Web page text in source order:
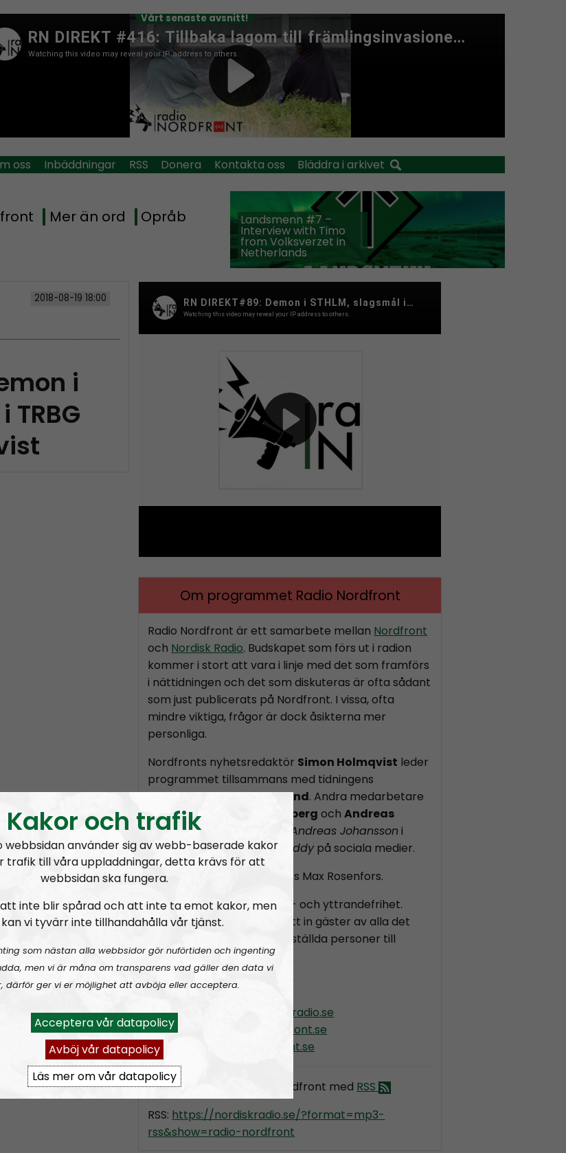
Vårt senaste avsnitt!
oss Inbäddningar RSS Donera Kontakta oss Bläddra i arkivet
Mer än ord Opråb Landsmenn #7 –
Interview with Timo
from Volksverzet in
Netherlands
2018-08-19 18:00
i
TRBG
Om programmet Radio Nordfront
Radio Nordfront är ett samarbete mellan Nordfront
och Nordisk Radio. Budskapet som förs ut i radion
kommer i stort att vara i linje med det som framförs
i nättidningen och det som diskuteras är ofta sådant
som just publicerats på Nordfront. I vissa, ofta
mindre viktiga, frågor är dock åsikterna mer
personliga.
Nordfronts nyhetsredaktör Simon Holmqvist leder
programmet tillsammans med tidningens
chefredaktörMartin Saxlind. Andra medarbetare
är skribenten
Tobias Lindberg ochAndreas
Holmvall, även känd som Andreas Johansson i
Nordic FrontierochHey Buddy på sociala medier.
Producent är Nordisk Radios Max Rosenfors.
Radio Nordfront gillar åsikt- och yttrandefrihet.
Därför bjuder vi titt som tätt in gäster av alla det
slag, alltifrån sympatiskt inställda personer till
meningsmotståndare.
Epost:
radionordfront@nordiskradio.se
simon.holmqvist@nordfront.se
martin.saxlind@nordfront.se
Prenumerera på Radio Nordfront med RSS
RSS: https://nordiskradio.se/?format=mp3-
rss&show=radio-nordfront
Kakor och trafik
webbsidan använder sig av webb-baserade kakor
trafik till våra uppladdningar, detta krävs för att
webbsidan ska fungera.
att inte blir spårad och att inte ta emot kakor, men
vi tyvärr inte tillhandahålla vår tjänst.
som nästan alla webbsidor gör nuförtiden och ingenting
men vi är måna om transparens vad gäller den data vi
därför ger vi er möjlighet att avböja eller acceptera.
Acceptera vår datapolicy
Avböj vår datapolicy
Läs mer om vår datapolicy